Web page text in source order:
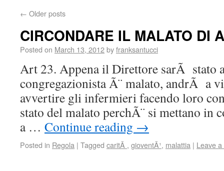
← Older posts
CIRCONDARE IL MALATO DI
Posted on March 13, 2012byfranksantucci
Art 23. Appena il Direttore sarÃ stato
congregazionista Ã¨ malato, andrÃ a
avvertire gli infermieri facendo loro
stato del malato perchÃ¨ si mettano in
a … Continue reading →
Posted in Regola | Tagged caritÃ , gioventÃ¹, malattia | Leave